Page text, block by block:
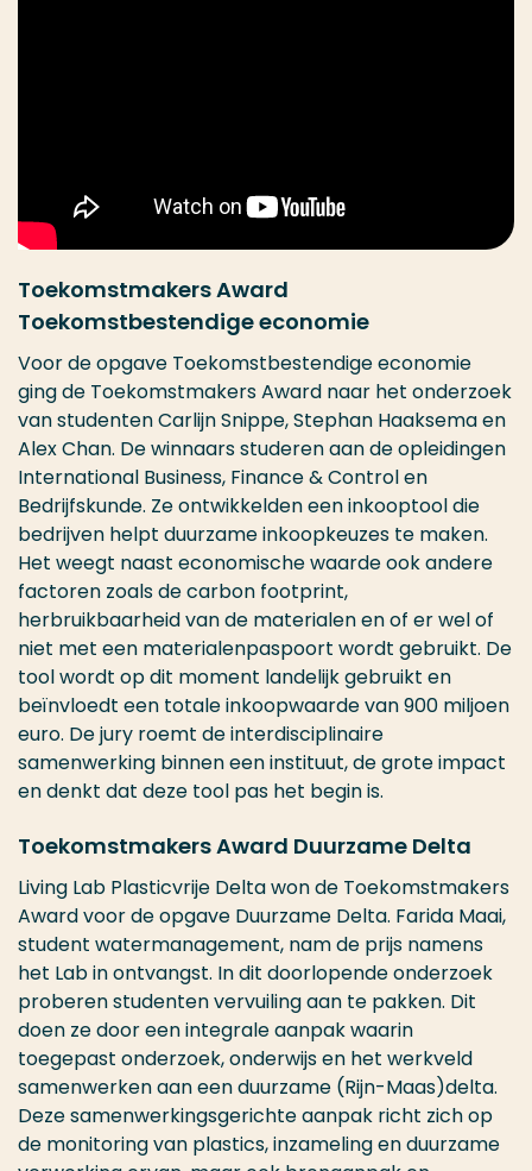
Toekomstmakers Award
Toekomstbestendige economie
Voor de opgave Toekomstbestendige economie
ging de Toekomstmakers Award naar het onderzoek
van studenten Carlijn Snippe, Stephan Haaksema en
Alex Chan. De winnaars studeren aan de opleidingen
International Business, Finance & Control en
Bedrijfskunde. Ze ontwikkelden een inkooptool die
bedrijven helpt duurzame inkoopkeuzes te maken.
Het weegt naast economische waarde ook andere
factoren zoals de carbon footprint,
herbruikbaarheid van de materialen en of er wel of
niet met een materialenpaspoort wordt gebruikt. De
tool wordt op dit moment landelijk gebruikt en
beïnvloedt een totale inkoopwaarde van 900 miljoen
euro. De jury roemt de interdisciplinaire
samenwerking binnen een instituut, de grote impact
en denkt dat deze tool pas het begin is.
Toekomstmakers Award Duurzame Delta
Living Lab Plasticvrije Delta won de Toekomstmakers
Award voor de opgave Duurzame Delta. Farida Maai,
student watermanagement, nam de prijs namens
het Lab in ontvangst. In dit doorlopende onderzoek
proberen studenten vervuiling aan te pakken. Dit
doen ze door een integrale aanpak waarin
toegepast onderzoek, onderwijs en het werkveld
samenwerken aan een duurzame (Rijn-Maas)delta.
Deze samenwerkingsgerichte aanpak richt zich op
de monitoring van plastics, inzameling en duurzame